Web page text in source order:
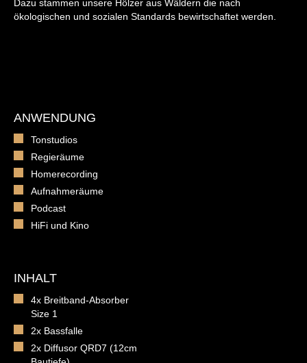
Dazu stammen unsere Hölzer aus Wäldern die nach
ökologischen und sozialen Standards bewirtschaftet werden.
ANWENDUNG
Tonstudios
Regieräume
Homerecording
Aufnahmeräume
Podcast
HiFi und Kino
INHALT
4x Breitband-Absorber
Size 1
2x Bassfalle
2x Diffusor QRD7 (12cm